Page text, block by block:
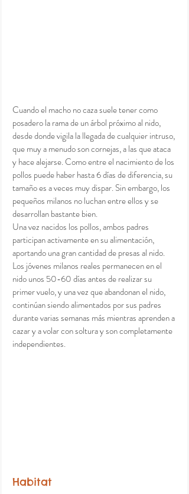
Cuando el macho no caza suele tener como
posadero la rama de un árbol próximo al nido,
desde donde vigila la llegada de cualquier intruso,
que muy a menudo son cornejas, a las que ataca
y hace alejarse. Como entre el nacimiento de los
pollos puede haber hasta 6 días de diferencia, su
tamaño es a veces muy dispar. Sin embargo, los
pequeños milanos no luchan entre ellos y se
desarrollan bastante bien.
Una vez nacidos los pollos, ambos padres
participan activamente en su alimentación,
aportando una gran cantidad de presas al nido.
Los jóvenes milanos reales permanecen en el
nido unos 50-60 días antes de realizar su
primer vuelo, y una vez que abandonan el nido,
continúan siendo alimentados por sus padres
durante varias semanas más mientras aprenden a
cazar y a volar con soltura y son completamente
independientes.
Habitat